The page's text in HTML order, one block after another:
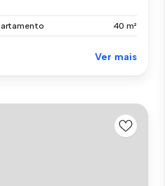
40 m²
Ver mais